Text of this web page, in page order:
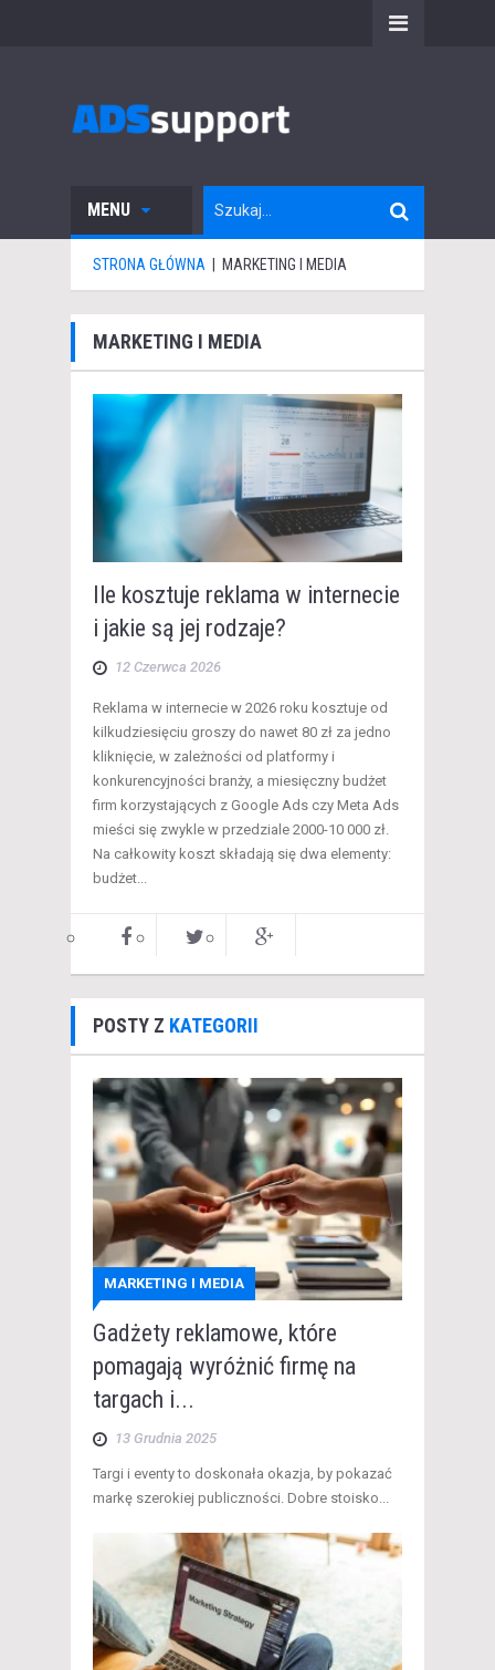
MENU
STRONA GŁÓWNA MARKETING I MEDIA
MARKETING I MEDIA
Ile kosztuje reklama w internecie
i jakie są jej rodzaje?
12 Czerwca 2026
​Reklama w internecie w 2026 roku kosztuje od
kilkudziesięciu groszy do nawet 80 zł za jedno
kliknięcie, w zależności od platformy i
konkurencyjności branży, a miesięczny budżet
firm korzystających z Google Ads czy Meta Ads
mieści się zwykle w przedziale 2000-10 000 zł.
Na całkowity koszt składają się dwa elementy:
budżet...
POSTY Z KATEGORII
MARKETING I MEDIA
Gadżety reklamowe, które
pomagają wyróżnić firmę na
targach i...
13 Grudnia 2025
Targi i eventy to doskonała okazja, by pokazać
markę szerokiej publiczności. Dobre stoisko...